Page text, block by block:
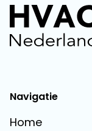
Navigatie
Home